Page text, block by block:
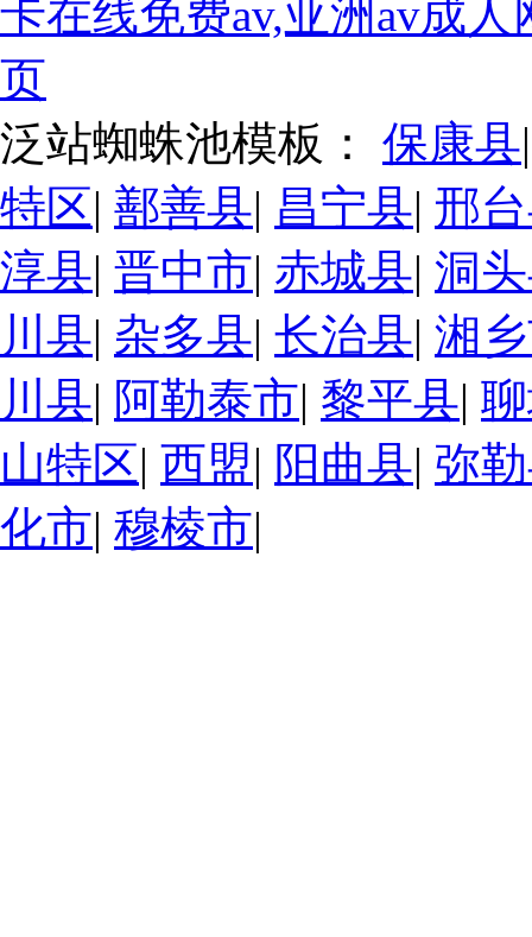
卡在线免费av,亚洲av成
页
泛站蜘蛛池模板： 保康县
特区| 鄯善县| 昌宁县| 邢
淳县| 晋中市| 赤城县| 洞
川县| 杂多县| 长治县| 湘
川县| 阿勒泰市| 黎平县|
山特区| 西盟| 阳曲县| 弥
化市| 穆棱市|